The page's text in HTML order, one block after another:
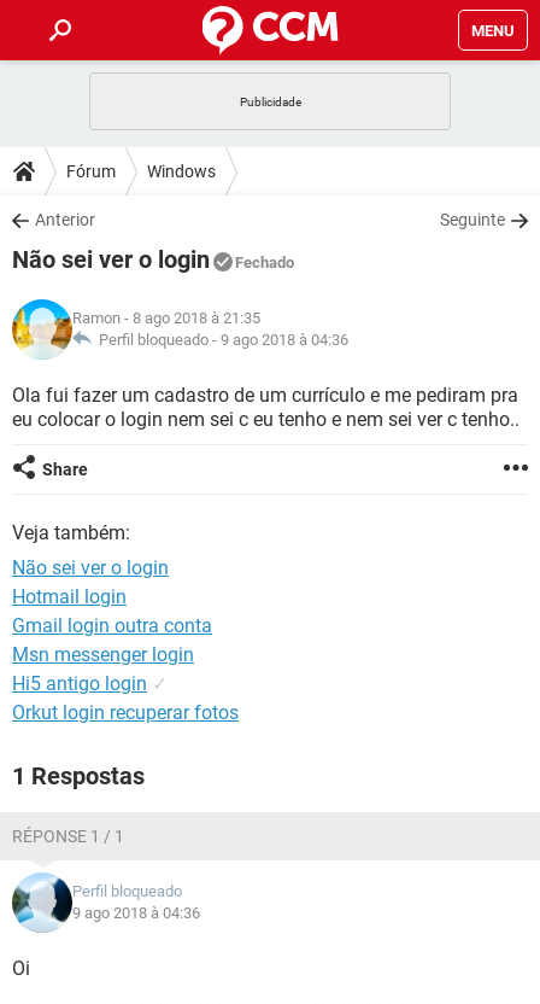
MENU
CELULAR
OUTLOOK
INSTAGRAM GMAIL
GUIA DE COMPRAS
DICAS
JOGOS
INSTAGRAM
GUIA DE COMPRAS
DOWNLOADS
JOGOS WHATSAPP
CELULAR
OUTLOOK EXCEL
INSTAGRAM GMAIL
GUIA DE COMPRAS
JOGOS
CELULAR
OUTLOOK EXCEL
GLOSSÁRIO
JOGOS WHATSAPP
CELULAR FACEBOOK
OUTLOOK
GUIA DE COMPRAS
Fórum Windows
Anterior Seguinte
Não sei ver o login Fechado
Ramon - 8 ago 2018 à 21:35
Perfil bloqueado - 9 ago 2018 à 04:36
Ola fui fazer um cadastro de um currículo e me pediram pra
eu colocar o login nem sei c eu tenho e nem sei ver c tenho..
Share
Veja também:
Não sei ver o login
Hotmail login
Gmail login outra conta
Msn messenger login
Hi5 antigo login ✓
Orkut login recuperar fotos
1 Respostas
RÉPONSE 1 / 1
Perfil bloqueado
9 ago 2018 à 04:36
Oi